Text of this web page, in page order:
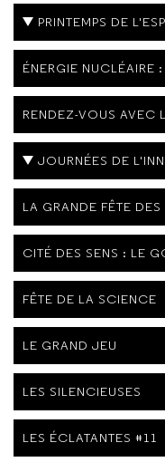
PRINTEMPS DE
ÉNERGIE NUCLÉAIRE
RENDEZ-VOUS AVEC
JOURNÉES DE
LA GRANDE FÊTE DES
CITÉ DES SENS : LE
FÊTE DE LA SCIENCE
LE GRAND JEU
LES SILENCIEUSES
LES ÉCLATANTES #11